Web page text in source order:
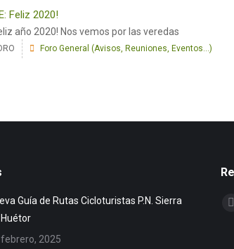
Feliz 2020!
año 2020! Nos vemos por las veredas
Foro General (Avisos, Reuniones, Eventos...)
Guía de Rutas Cicloturistas P.N. Sierra
2025